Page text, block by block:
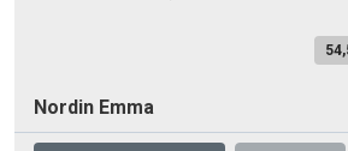
Nordin Emma